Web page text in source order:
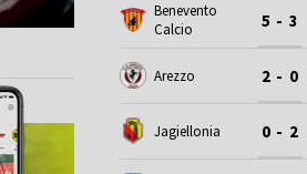
Benevento
Calcio
5 - 3
Arezzo 2 - 0
Jagiellonia 0 - 2